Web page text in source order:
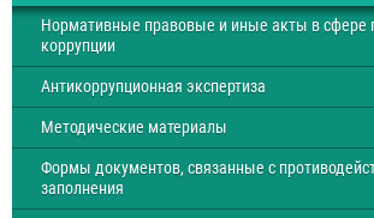
Нормативные правовые и иные акты в сфере
коррупции
Антикоррупционная экспертиза
Методические материалы
Формы документов, связанные с
заполнения